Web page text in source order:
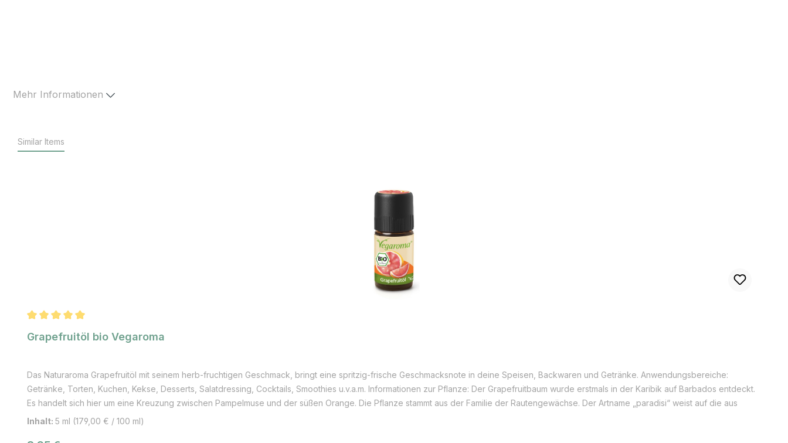
Mehr Informationen
Similar Items
Grapefruitöl bio Vegaroma
Das Naturaroma Grapefruitöl mit seinem herb-fruchtigen Geschmack, bringt eine spritzig-frische Geschmacksnote in deine Speisen, Backwaren und Getränke. Anwendungsbereiche:
Getränke, Torten, Kuchen, Kekse, Desserts, Salatdressing, Cocktails, Smoothies u.v.a.m. Informationen zur Pflanze: Der Grapefruitbaum wurde erstmals in der Karibik auf Barbados entdeckt.
Es handelt sich hier um eine Kreuzung zwischen Pampelmuse und der süßen Orange. Die Pflanze stammt aus der Familie der Rautengewächse. Der Artname „paradisi“ weist auf die aus
europäischer Sicht „paradiesische Herkunft“ der Frucht hin. Grapefruits werden in vielen tropischen und subtropischen Regionen angebaut. Den Namen Grapefruit hat die Pflanze
Inhalt: 5 ml (179,00 € / 100 ml)